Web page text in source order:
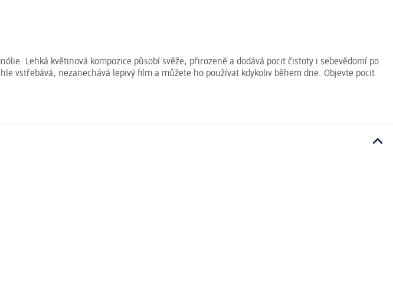
Lehká květinová kompozice působí svěže, přirozeně a dodává pocit čistoty i sebevědomí po
vstřebává, nezanechává lepivý film a můžete ho používat kdykoliv během dne. Objevte pocit